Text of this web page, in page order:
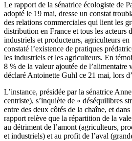
Le rapport de la sénatrice écologiste de
adopté le 19 mai, dresse un constat
des relations commerciales qui lient les
distribution en France et tous les acteurs
industriels et producteurs, agriculteurs
constaté l’existence de pratiques
les industriels et les agriculteurs. En
8 % de la valeur ajoutée de l’alimentaire
déclaré Antoinette Guhl ce 21 mai, lors
L’instance, présidée par la sénatrice
centriste), s’inquiète de « déséquilibres
entre des deux côtés de la chaîne, et
rapport relève que la répartition de la
au détriment de l’amont (agriculteurs,
et industriels) et au profit de l’aval